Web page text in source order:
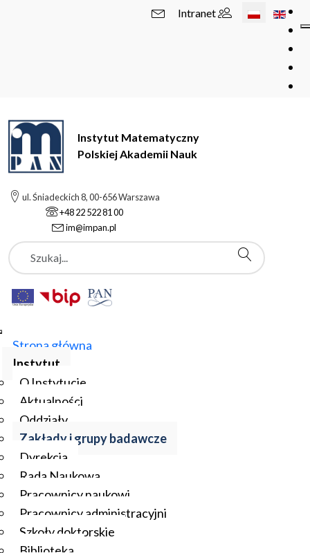
Wybierz swój
Intranet
Instytut Matematyczny
Polskiej Akademii Nauk
ul. Śniadeckich 8, 00-656 Warszawa
+48 22 522 81 00
im@impan.pl
Szukaj
Strona główna
Instytut
O Instytucie
Aktualności
Oddziały
Zakłady i grupy badawcze
Dyrekcja
Rada Naukowa
Pracownicy naukowi
Pracownicy administracyjni
Szkoły doktorskie